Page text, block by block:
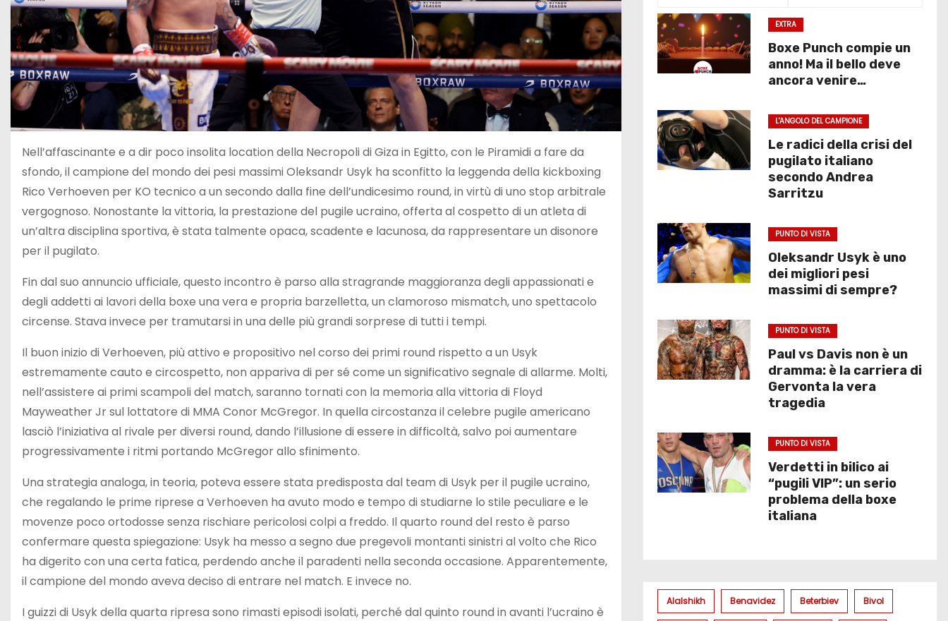
Nell’affascinante e a dir poco insolita location della Necropoli di Giza in Egitto, con le Piramidi a fare da
sfondo, il campione del mondo dei pesi massimi Oleksandr Usyk ha sconfitto la leggenda della kickboxing
Rico Verhoeven per KO tecnico a un secondo dalla fine dell’undicesimo round, in virtù di uno stop arbitrale
vergognoso. Nonostante la vittoria, la prestazione del pugile ucraino, offerta al cospetto di un atleta di
un’altra disciplina sportiva, è stata talmente opaca, scadente e lacunosa, da rappresentare un disonore
per il pugilato.
Fin dal suo annuncio ufficiale, questo incontro è parso alla stragrande maggioranza degli appassionati e
degli addetti ai lavori della boxe una vera e propria barzelletta, un clamoroso mismatch, uno spettacolo
circense. Stava invece per tramutarsi in una delle più grandi sorprese di tutti i tempi.
Il buon inizio di Verhoeven, più attivo e propositivo nel corso dei primi round rispetto a un Usyk
estremamente cauto e circospetto, non appariva di per sé come un significativo segnale di allarme. Molti,
nell’assistere ai primi scampoli del match, saranno tornati con la memoria alla vittoria di Floyd
Mayweather Jr sul lottatore di MMA Conor McGregor. In quella circostanza il celebre pugile americano
lasciò l’iniziativa al rivale per diversi round, dando l’illusione di essere in difficoltà, salvo poi aumentare
progressivamente i ritmi portando McGregor allo sfinimento.
Una strategia analoga, in teoria, poteva essere stata predisposta dal team di Usyk per il pugile ucraino,
che regalando le prime riprese a Verhoeven ha avuto modo e tempo di studiarne lo stile peculiare e le
movenze poco ortodosse senza rischiare pericolosi colpi a freddo. Il quarto round del resto è parso
confermare questa spiegazione: Usyk ha messo a segno due pregevoli montanti sinistri al volto che Rico
ha digerito con una certa fatica, perdendo anche il paradenti nella seconda occasione. Apparentemente,
il campione del mondo aveva deciso di entrare nel match. E invece no.
I guizzi di Usyk della quarta ripresa sono rimasti episodi isolati, perché dal quinto round in avanti l’ucraino è
EXTRA
Boxe Punch compie un
anno! Ma il bello deve
ancora venire…
L'ANGOLO DEL CAMPIONE
Le radici della crisi del
pugilato italiano
secondo Andrea
Sarritzu
PUNTO DI VISTA
Oleksandr Usyk è uno
dei migliori pesi
massimi di sempre?
PUNTO DI VISTA
Paul vs Davis non è un
dramma: è la carriera di
Gervonta la vera
tragedia
PUNTO DI VISTA
Verdetti in bilico ai
“pugili VIP”: un serio
problema della boxe
italiana
Alalshikh Benavidez Beterbiev Bivol